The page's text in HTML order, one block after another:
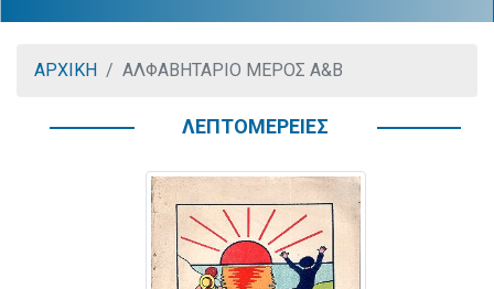
ΑΡΧΙΚΗ ΑΛΦΑΒΗΤΑΡΙΟ ΜΕΡΟΣ Α&Β
ΛΕΠΤΟΜΕΡΕΙΕΣ